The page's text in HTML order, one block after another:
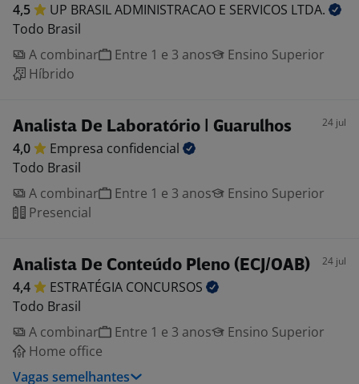
4,5 UP BRASIL ADMINISTRACAO E SERVICOS LTDA.
Todo Brasil
A combinar
Entre 1 e 3 anos
Ensino Superior
Híbrido
Analista De Laboratório | Guarulhos 24 jul
4,0 Empresa confidencial
Todo Brasil
A combinar
Entre 1 e 3 anos
Ensino Superior
Presencial
Analista De Conteúdo Pleno (ECJ/OAB) 24 jul
4,4 ESTRATÉGIA CONCURSOS
Todo Brasil
A combinar
Entre 1 e 3 anos
Ensino Superior
Home office
Vagas semelhantes